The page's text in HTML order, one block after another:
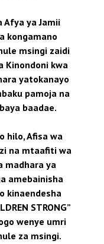
Afya ya Jamii
kongamano
msingi zaidi
Kinondoni kwa
yatokanayo
pamoja na
baadae.
hilo, Afisa wa
na mtaafiti wa
madhara ya
amebainisha
kinaendesha
STRONG”
wenye umri
za msingi.